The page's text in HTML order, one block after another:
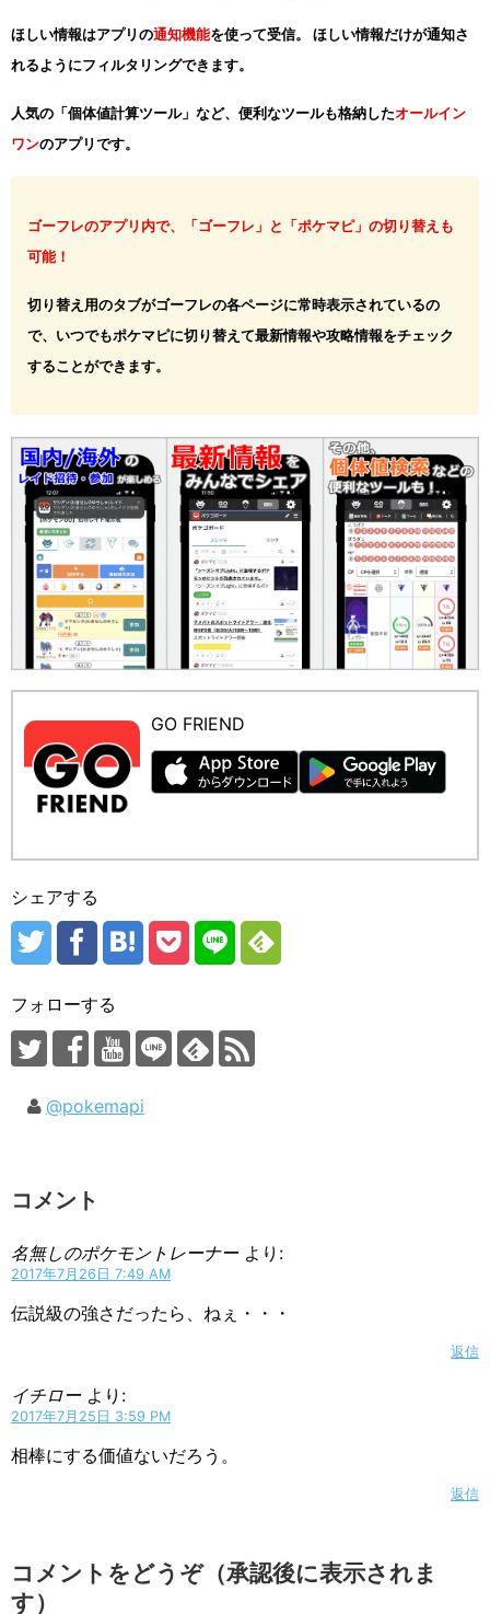
ほしい情報はアプリの通知機能を使って受信。 ほしい情報だけが通知さ
れるようにフィルタリングできます。
人気の「個体値計算ツール」など、便利なツールも格納したオールイン
ワンのアプリです。
ゴーフレのアプリ内で、「ゴーフレ」と「ポケマピ」の切り替えも
可能！
切り替え用のタブがゴーフレの各ページに常時表示されているの
で、いつでもポケマピに切り替えて最新情報や攻略情報をチェック
することができます。
GO FRIEND
シェアする
フォローする
@pokemapi
コメント
名無しのポケモントレーナー より:
2017年7月26日 7:49 AM
伝説級の強さだったら、ねぇ・・・
返信
イチロー より:
2017年7月25日 3:59 PM
相棒にする価値ないだろう。
返信
コメントをどうぞ（承認後に表示されま
す）